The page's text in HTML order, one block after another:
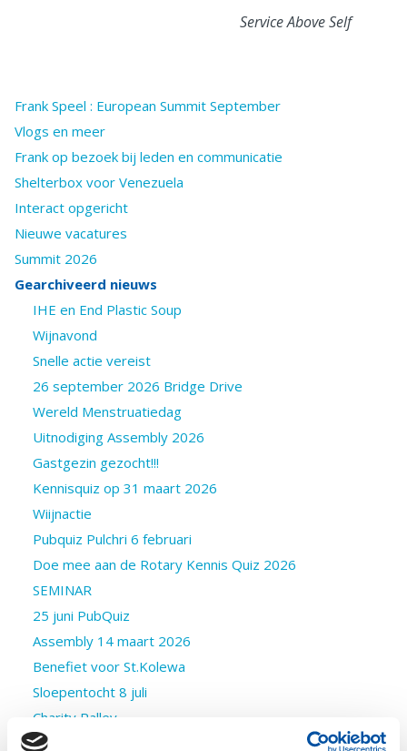
Service Above Self
Frank Speel : European Summit September
Vlogs en meer
Frank op bezoek bij leden en communicatie
Shelterbox voor Venezuela
Interact opgericht
Nieuwe vacatures
Summit 2026
Gearchiveerd nieuws
IHE en End Plastic Soup
Wijnavond
Snelle actie vereist
26 september 2026 Bridge Drive
Wereld Menstruatiedag
Uitnodiging Assembly 2026
Gastgezin gezocht!!!
Kennisquiz op 31 maart 2026
Wiijnactie
Pubquiz Pulchri 6 februari
Doe mee aan de Rotary Kennis Quiz 2026
SEMINAR
25 juni PubQuiz
Assembly 14 maart 2026
Benefiet voor St.Kolewa
Sloepentocht 8 juli
Charity Ralley
Kleding veiling 6september